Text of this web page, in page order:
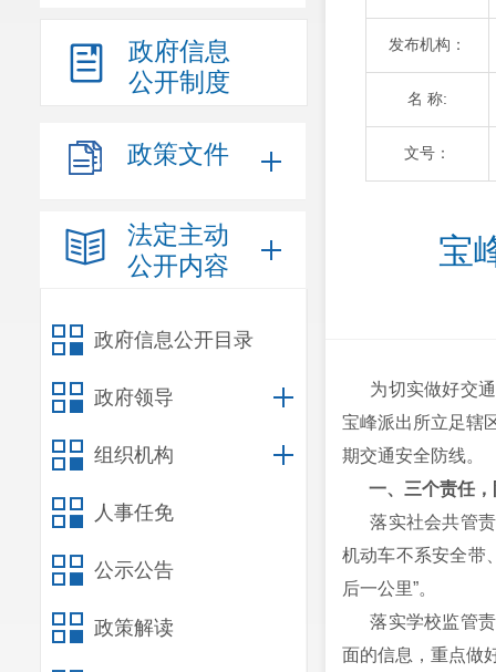
政府信息
公开制度
政策文件
法定主动
公开内容
政府信息公开目录
政府领导
组织机构
人事任免
公示公告
政策解读
发布机构：
名 称:
文号：
宝
为切实做好交通
宝峰派出所立足辖
期交通安全防线。
一、三个责任
落实社会共管责
机动车不系安全带
后一公里”。
落实学校监管责
面的信息，重点做